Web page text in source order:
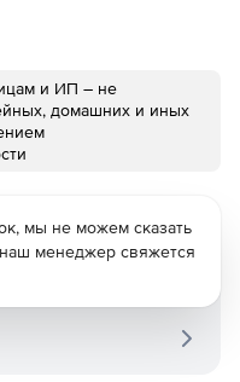
и ИП – не
домашних и иных
мы не можем сказать
менеджер свяжется